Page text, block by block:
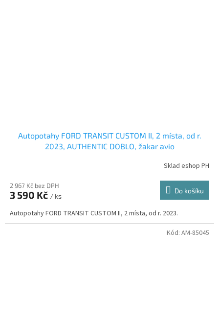
Autopotahy FORD TRANSIT CUSTOM II, 2 místa, od r.
2023, AUTHENTIC DOBLO, žakar avio
Sklad eshop PH
2 967 Kč bez DPH
3 590 Kč / ks
Do košíku
Autopotahy FORD TRANSIT CUSTOM II, 2 místa, od r. 2023.
Kód: AM-85045